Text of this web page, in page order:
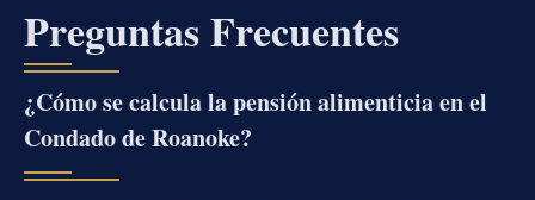
Preguntas Frecuentes
¿Cómo se calcula la pensión alimenticia en el
Condado de Roanoke?